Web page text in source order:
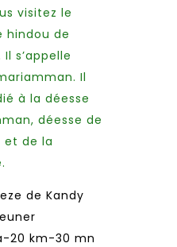
visitez le
hindou de
s’appelle
Il
à la déesse
déesse de
et de la
de Kandy
20 km-30 mn